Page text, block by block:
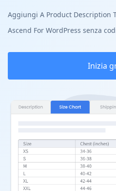
Aggiungi A Product Description
Ascend For WordPress senza
Inizia